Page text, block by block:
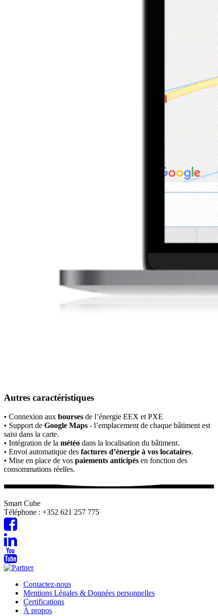
Autres caractéristiques
• Connexion aux bourses de l’énergie EEX et PXE
• Support de Google Maps - l’emplacement de chaque bâtiment est
saisi dans la carte.
• Intégration de la météo dans la localisation du bâtiment.
• Envoi automatique des factures d’énergie à vos locataires.
• Mise en place de vos paiements anticipés en fonction des
consommations réelles.
Smart Cube
Téléphone : +352 621 257 775
Contactez-nous
Mentions Légales & Données personnelles
Certifications
À propos